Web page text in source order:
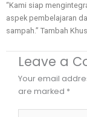
“Kami siap
aspek pembelajaran
sampah.” Tambah
Leave a
Your email
are marked *